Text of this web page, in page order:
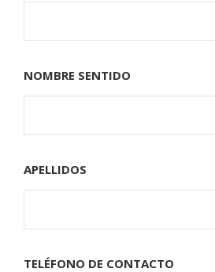
NOMBRE SENTIDO
APELLIDOS
TELÉFONO DE CONTACTO